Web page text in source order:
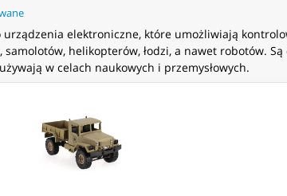
urządzenia elektroniczne, które umożliwiają
helikopterów, łodzi, a nawet robotów.
w celach naukowych i przemysłowych.